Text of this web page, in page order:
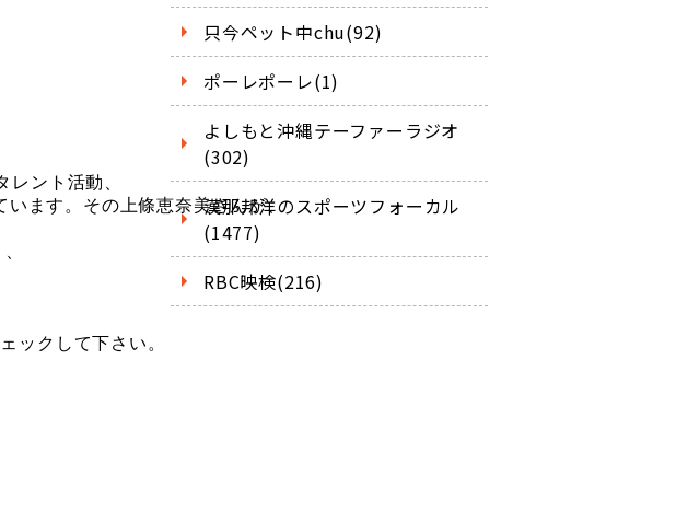
ント活動、
います。その上條恵奈美さんが、
ックして下さい。
只今ペット中chu(92)
ポーレポーレ(1)
よしもと沖縄テーファーラジオ
(302)
漢那邦洋のスポーツフォーカル
(1477)
RBC映検(216)